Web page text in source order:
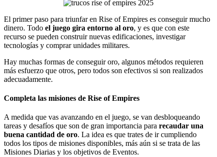
El primer paso para triunfar en Rise of Empires es conseguir mucho
dinero. Todo el juego gira entorno al oro, y es que con este
recurso se pueden construir nuevas edificaciones, investigar
tecnologías y comprar unidades militares.
Hay muchas formas de conseguir oro, algunos métodos requieren
más esfuerzo que otros, pero todos son efectivos si son realizados
adecuadamente.
Completa las misiones de Rise of Empires
A medida que vas avanzando en el juego, se van desbloqueando
tareas y desafíos que son de gran importancia para recaudar una
buena cantidad de oro. La idea es que trates de ir cumpliendo
todos los tipos de misiones disponibles, más aún si se trata de las
Misiones Diarias y los objetivos de Eventos.